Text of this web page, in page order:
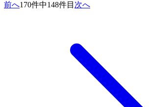
前へ170件中148件目 次へ